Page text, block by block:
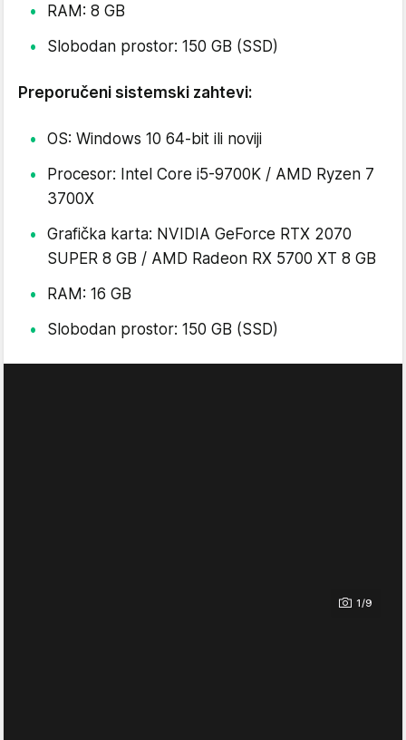
RAM: 8 GB
Slobodan prostor: 150 GB (SSD)
Preporučeni sistemski zahtevi:
OS: Windows 10 64-bit ili noviji
Procesor: Intel Core i5-9700K / AMD Ryzen 7
3700X
Grafička karta: NVIDIA GeForce RTX 2070
SUPER 8 GB / AMD Radeon RX 5700 XT 8 GB
RAM: 16 GB
Slobodan prostor: 150 GB (SSD)
1/9